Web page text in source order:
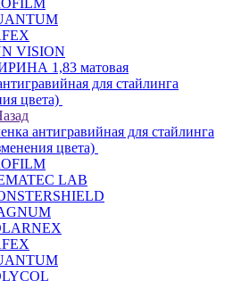
VISION
1,83 матовая
для стайлинга
цвета)
антигравийная для стайлинга
цвета)
LAB